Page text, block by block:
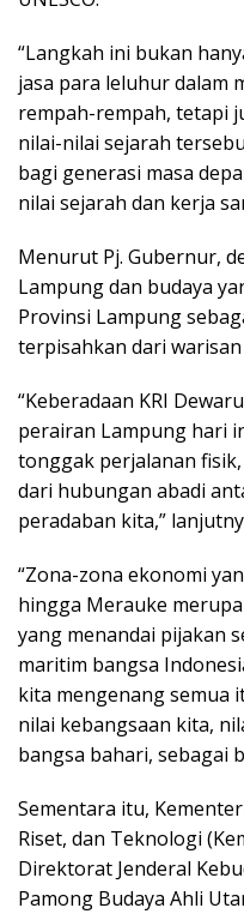
“Langkah ini bukan
jasa para leluhur dalam
rempah-rempah, tetapi
nilai-nilai sejarah
bagi generasi masa
nilai sejarah dan kerja
Menurut Pj. Gubernur,
Lampung dan budaya
Provinsi Lampung
terpisahkan dari
“Keberadaan KRI
perairan Lampung hari
tonggak perjalanan
dari hubungan abadi
peradaban kita,”
“Zona-zona ekonomi
hingga Merauke
yang menandai pijakan
maritim bangsa
kita mengenang semua
nilai kebangsaan kita,
bangsa bahari, sebagai
Sementara itu,
Riset, dan Teknologi
Direktorat Jenderal
Pamong Budaya Ahli